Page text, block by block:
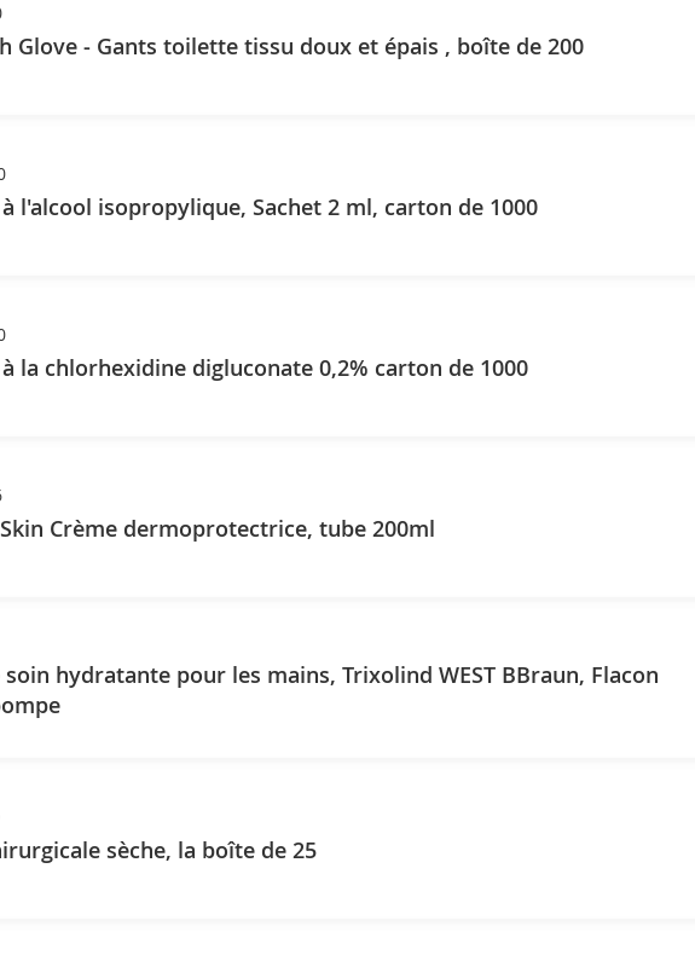
Glove - Gants toilette tissu doux et épais , boîte de 200
l'alcool isopropylique, Sachet 2 ml, carton de 1000
la chlorhexidine digluconate 0,2% carton de 1000
Crème dermoprotectrice, tube 200ml
soin hydratante pour les mains, Trixolind WEST BBraun, Flacon
sèche, la boîte de 25